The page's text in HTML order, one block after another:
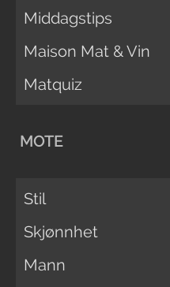
Middagstips
Maison Mat & Vin
Matquiz
MOTE
Stil
Skjønnhet
Mann